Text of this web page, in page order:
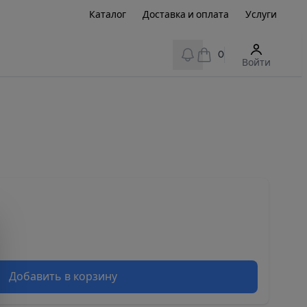
Каталог Доставка и оплата Услуги
View notifications
0
Войти
Добавить в корзину